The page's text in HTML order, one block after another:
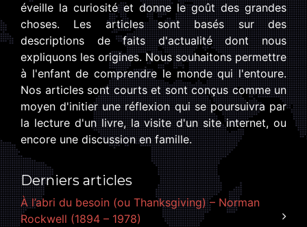
éveille la curiosité et donne le goût des grandes
choses. Les articles sont basés sur des
descriptions de faits d'actualité dont nous
expliquons les origines. Nous souhaitons permettre
à l'enfant de comprendre le monde qui l'entoure.
Nos articles sont courts et sont conçus comme un
moyen d'initier une réflexion qui se poursuivra par
la lecture d'un livre, la visite d'un site internet, ou
encore une discussion en famille.
Derniers articles
À l’abri du besoin (ou Thanksgiving) – Norman
Rockwell (1894 – 1978)